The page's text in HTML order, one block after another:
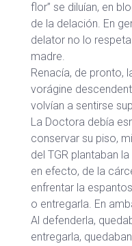
flor” se diluían, en
de la delación. En
delator no lo
madre.
Renacía, de pronto,
vorágine
volvían a sentirse
La Doctora debía
conservar su piso,
del TGR plantaban
en efecto, de la
enfrentar la
o entregarla. En
Al defenderla,
entregarla,